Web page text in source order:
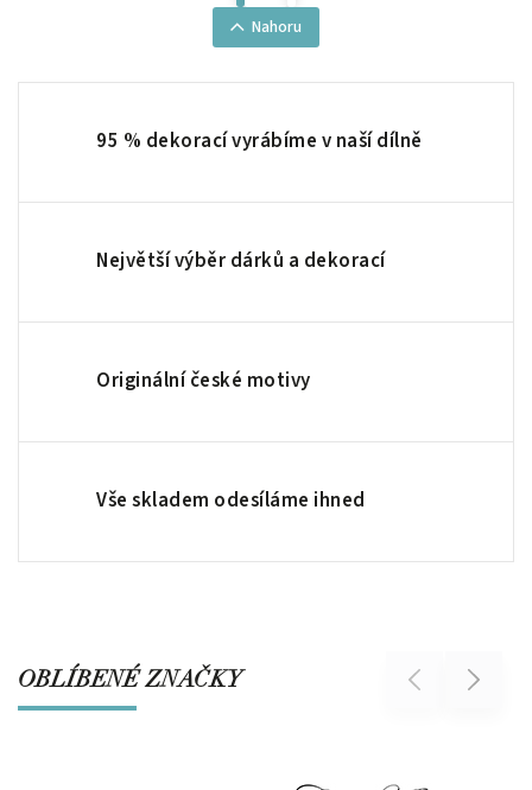
Nahoru
95 % dekorací vyrábíme v naší dílně
Největší výběr dárků a dekorací
Originální české motivy
Vše skladem odesíláme ihned
OBLÍBENÉ ZNAČKY Previous Next